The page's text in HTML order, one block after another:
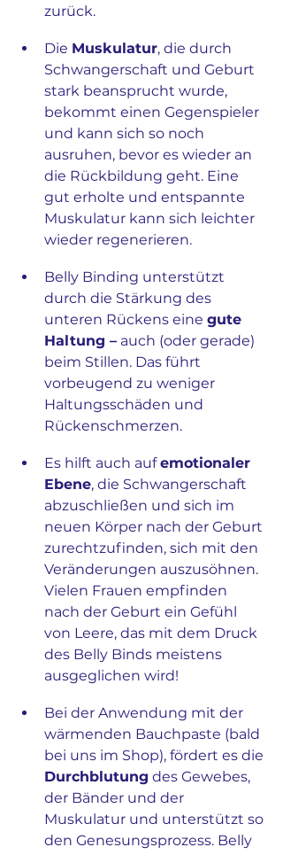
zurück.
Die Muskulatur, die durch
Schwangerschaft und Geburt
stark beansprucht wurde,
bekommt einen Gegenspieler
und kann sich so noch
ausruhen, bevor es wieder an
die Rückbildung geht. Eine
gut erholte und entspannte
Muskulatur kann sich leichter
wieder regenerieren.
Belly Binding unterstützt
durch die Stärkung des
unteren Rückens eine gute
Haltung – auch (oder gerade)
beim Stillen. Das führt
vorbeugend zu weniger
Haltungsschäden und
Rückenschmerzen.
Es hilft auch auf emotionaler
Ebene, die Schwangerschaft
abzuschließen und sich im
neuen Körper nach der Geburt
zurechtzufinden, sich mit den
Veränderungen auszusöhnen.
Vielen Frauen empfinden
nach der Geburt ein Gefühl
von Leere, das mit dem Druck
des Belly Binds meistens
ausgeglichen wird!
Bei der Anwendung mit der
wärmenden Bauchpaste (bald
bei uns im Shop), fördert es die
Durchblutung des Gewebes,
der Bänder und der
Muskulatur und unterstützt so
den Genesungsprozess. Belly